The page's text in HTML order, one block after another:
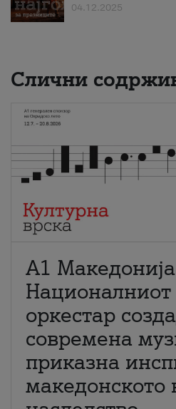
04.12.2025
Слични
А1
Националниот
оркестар
современа
приказна
македонското